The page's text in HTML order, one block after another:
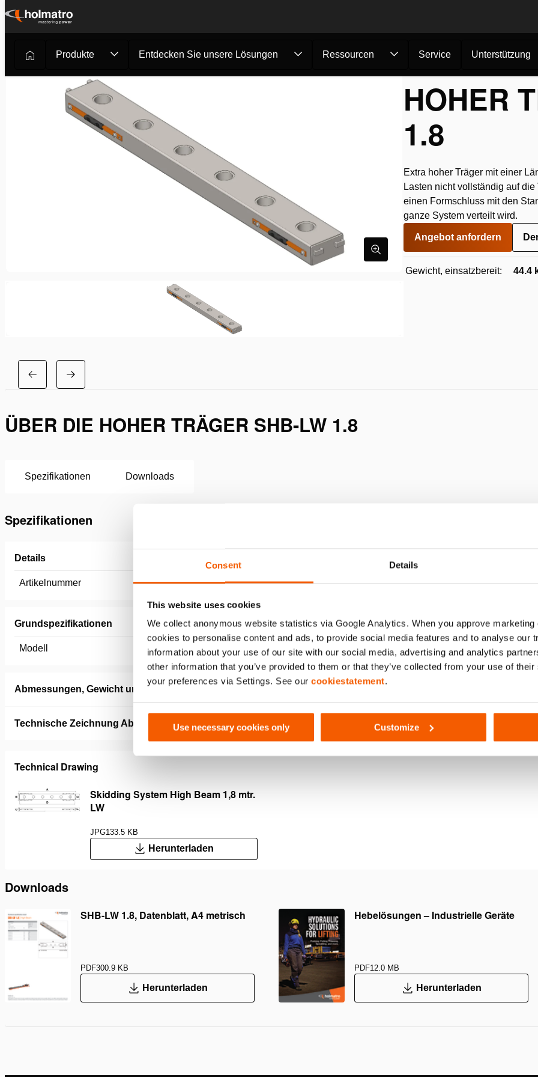
Consent Details
This website uses cookies
We collect anonymous website statistics via Google Analytics. When you approve
cookies to personalise content and ads, to provide social media features and to analyse our
information about your use of our site with our social media, advertising and analytics
other information that you’ve provided to them or that they’ve collected from your use of
your preferences via Settings. See our cookiestatement.
Use necessary cookies only Customize
Zum
springenProdukte Entdecken Sie unsere Lösungen Ressourcen Service Unterstützung
Hydrauliklösungen /Schwerlast-Hebe- & Transportsysteme Verschubbahnen /200t Verschubbahnen - Leichtgewichtig
HOHER
1.8
Extra hoher Träger mit einer
Lasten nicht vollständig auf
einen Formschluss mit den
ganze System verteilt wird.
Angebot anfordern
Gewicht, einsatzbereit: 44.4
ÜBER DIE HOHER TRÄGER SHB-LW 1.8
Spezifikationen Downloads
Spezifikationen
Details
Artikelnummer 100.003.418
Grundspezifikationen
Modell SHB-LW 1.8
Abmessungen, Gewicht und Temperatur
Technische Zeichnung Abmessungen
Technical Drawing
Skidding System High Beam 1,8 mtr.
LW
JPG133.5 KB
Herunterladen
Downloads
SHB-LW 1.8, Datenblatt, A4 metrisch
PDF300.9 KB
Herunterladen
Hebelösungen – Industrielle Geräte
PDF12.0 MB
Herunterladen